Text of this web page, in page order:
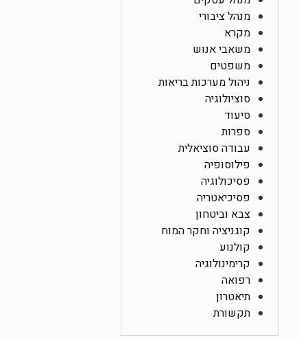
מנהל ציבורי
מקרא
משאבי אנוש
משפטים
ניהול מערכות בריאות
סוציולוגיה
סיעוד
ספרות
עבודה סוציאלית
פילוסופיה
פסיכולוגיה
פסיכיאטריה
צבא וביטחון
קוגניציה וחקר המוח
קולנוע
קרימינולוגיה
רפואה
תיאטרון
תקשורת